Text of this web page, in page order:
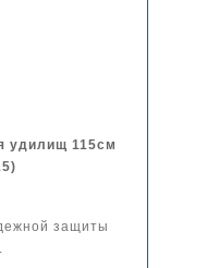
удилищ 115см
защиты